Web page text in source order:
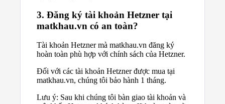
3. Đăng ký tài khoản Hetzner tại
matkhau.vn có an toàn?
Tài khoản Hetzner mà matkhau.vn đăng ký
hoàn toàn phù hợp với chính sách của Hetzner.
Đối với các tài khoản Hetzner được mua tại
matkhau.vn, chúng tôi bảo hành 1 tháng.
Lưu ý: Sau khi chúng tôi bàn giao tài khoản và